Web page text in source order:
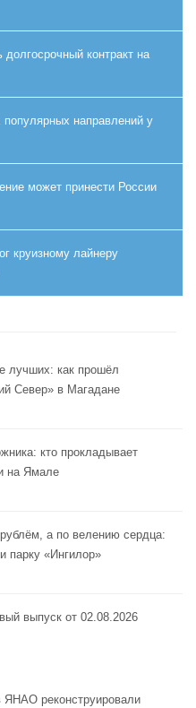
контракт на
направлений у
может принести России
круизному лайнеру
лучших: как прошёл
Север» в Магадане
кто прокладывает
на Ямале
а по велению сердца:
парку «Ингилор»
выпуск от 02.08.2026
ЯНАО реконструировали